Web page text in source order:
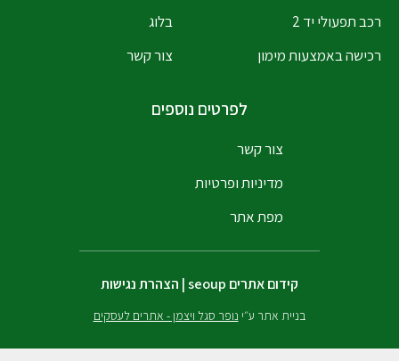
רכב תפעולי יד 2
רכישה באמצעות מימון
בלוג
צור קשר
לפרטים נוספים
צור קשר
מדיניות ופרטיות
מפת אתר
קידום אתריםseoup
|הצהרת נגישות
בניית אתר ע״ינופר סגל ויצמן - אתרים לעסקים